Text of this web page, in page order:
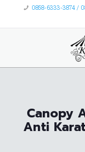
0858-6333-3874 /
Canopy
Anti